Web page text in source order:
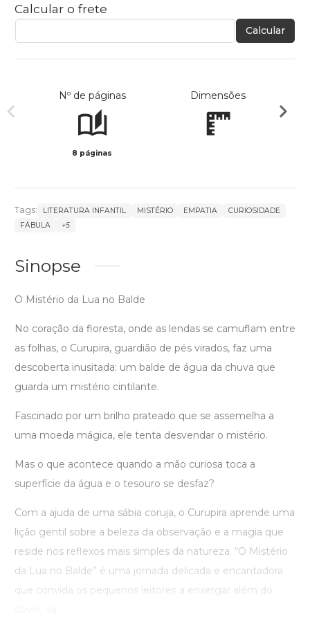
Calcular o frete
Calcular
Nº de páginas
8 páginas
Dimensões
Tags: LITERATURA INFANTIL MISTÉRIO EMPATIA
CURIOSIDADE
FÁBULA
+5
Sinopse
O Mistério da Lua no Balde
No coração da floresta, onde as lendas se camuflam entre
as folhas, o Curupira, guardião de pés virados, faz uma
descoberta inusitada: um balde de água da chuva que
guarda um mistério cintilante.
Fascinado por um brilho prateado que se assemelha a
uma moeda mágica, ele tenta desvendar o mistério.
Mas o que acontece quando a mão curiosa toca a
superfície da água e o tesouro se desfaz?
Com a ajuda de uma sábia coruja, o Curupira aprende uma
lição gentil sobre a beleza da observação e a magia que
reside nos reflexos mais simples da natureza. “O Mistério
da Lua no Balde” é uma jornada delicada e encantadora
que convida os pequenos leitores a enxergar além do